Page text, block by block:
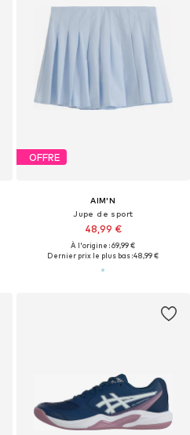
OFFRE
AIM'N
Jupe de sport
48,99 €
À l'origine : 69,99 €
Dernier prix le plus bas :48,99 €